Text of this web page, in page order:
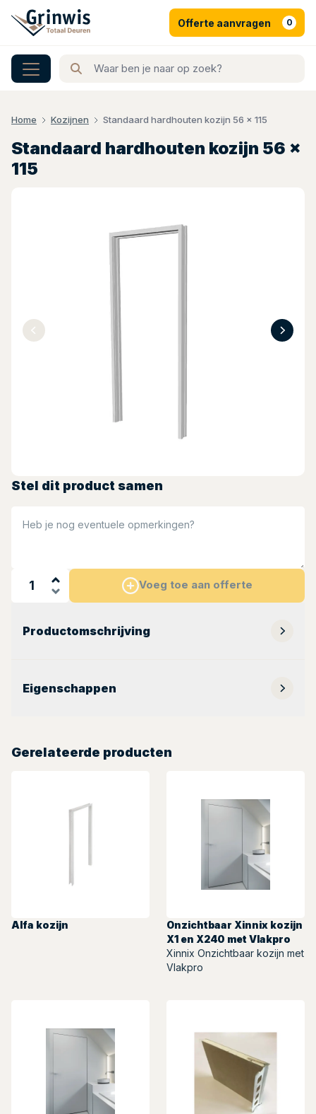
Offerte aanvragen 0
Home Kozijnen Standaard hardhouten kozijn 56 x 115
Standaard hardhouten kozijn 56 x
115
Stel dit product samen
Heb je nog eventuele opmerkingen?
Voeg toe aan offerte
Productomschrijving
Eigenschappen
Gerelateerde producten
Alfa kozijn
Onzichtbaar Xinnix kozijn
X1 en X240 met Vlakpro
Xinnix Onzichtbaar kozijn met
Vlakpro